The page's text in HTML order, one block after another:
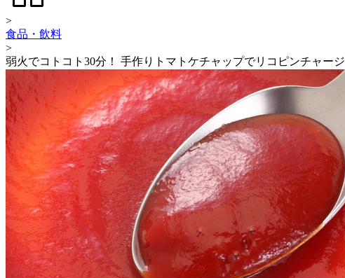
>
食品・飲料
>
弱火でコトコト30分！ 手作りトマトケチャップでリコピンチャージ